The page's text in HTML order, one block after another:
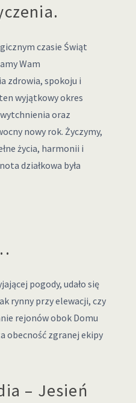
czasie Świąt
Wam
zdrowia, spokoju i
wyjątkowy okres
oraz
nowy rok. Życzymy,
życia, harmonii i
działkowa była
pogody, udało się
rynny przy elewacji, czy
rejonów obok Domu
obecność zgranej ekipy
– Jesień